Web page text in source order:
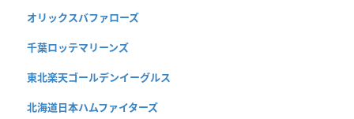
オリックスバファローズ
千葉ロッテマリーンズ
東北楽天ゴールデンイーグルス
北海道日本ハムファイターズ